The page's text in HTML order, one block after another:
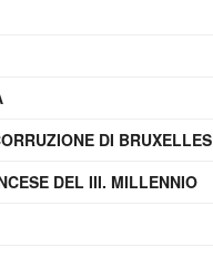
DI BRUXELLES
DEL III. MILLENNIO